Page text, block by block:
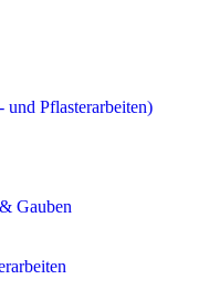
und Pflasterarbeiten)
Gauben